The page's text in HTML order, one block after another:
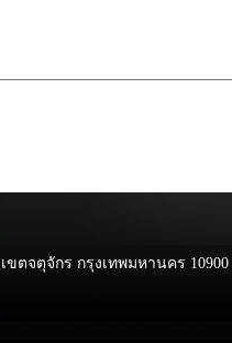
ขตจตุจักร กรุงเทพมหานคร 10900